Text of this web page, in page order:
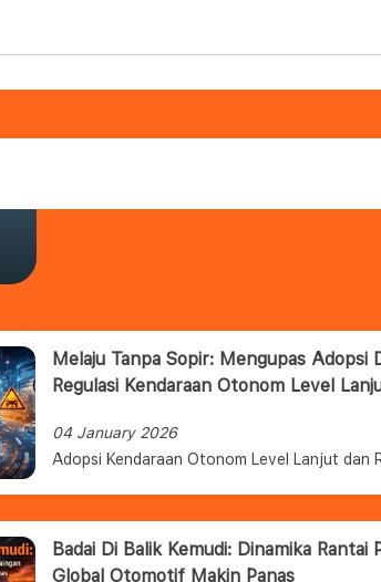
Melaju Tanpa Sopir: Mengupas Adopsi
Regulasi Kendaraan Otonom Level
04 January 2026
Adopsi Kendaraan Otonom Level Lanjut dan
Badai Di Balik Kemudi: Dinamika Rantai
Global Otomotif Makin Panas